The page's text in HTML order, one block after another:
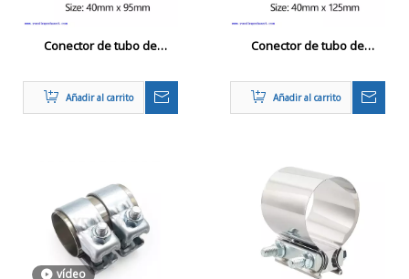
Conector de tubo de
Junta de abrazadera de
tubo de manga pesada
Añadir al carrito
Conector de tubo de
de 40 x 125 mm Conector de
manga Adaptador de tubo
de abrazadera doble
Añadir al carrito
vídeo